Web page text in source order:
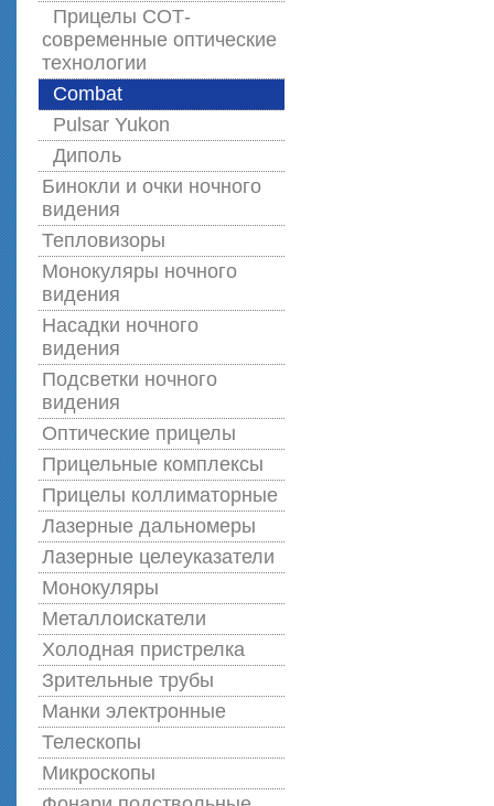
Прицелы СОТ-
современные оптические
технологии
Combat
Pulsar Yukon
Диполь
Бинокли и очки ночного
видения
Тепловизоры
Монокуляры ночного
видения
Насадки ночного
видения
Подсветки ночного
видения
Оптические прицелы
Прицельные комплексы
Прицелы коллиматорные
Лазерные дальномеры
Лазерные целеуказатели
Монокуляры
Металлоискатели
Холодная пристрелка
Зрительные трубы
Манки электронные
Телескопы
Микроскопы